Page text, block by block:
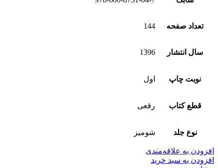
تعداد صفحه 144
سال انتشار 1396
نوبت چاپ اول
قطع کتاب رقعی
نوع جلد شومیز
افزودن به علاقه‌مندی
افزودن به سبد خرید